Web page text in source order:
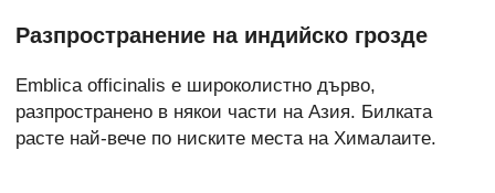
Разпространение на индийско грозде
Emblica officinalis е широколистно дърво,
разпространено в някои части на Азия. Билката
расте най-вече по ниските места на Хималаите.